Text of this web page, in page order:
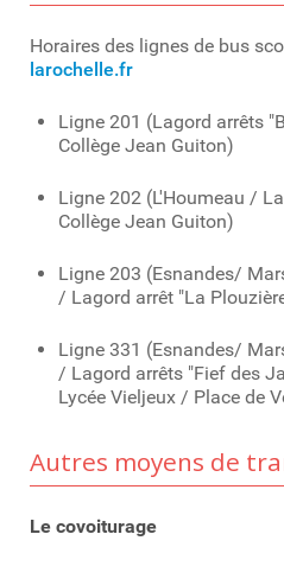
Horaires des lignes de bus
larochelle.fr
Ligne 201 (Lagord arrêts
Collège Jean Guiton)
Ligne 202 (L'Houmeau /
Collège Jean Guiton)
Ligne 203 (Esnandes/
/ Lagord arrêt "La
Ligne 331 (Esnandes/
/ Lagord arrêts "Fief des
Lycée Vieljeux / Place de
Autres moyens de
Le covoiturage